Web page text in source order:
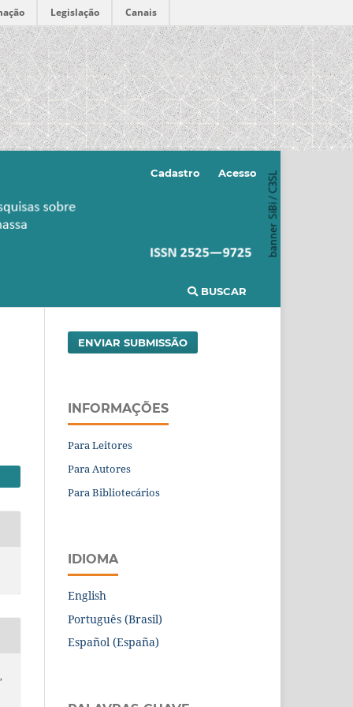
Legislação Canais
BUSCAR
Cadastro Acesso
ENVIAR SUBMISSÃO
INFORMAÇÕES
Para Leitores
Para Autores
Para Bibliotecários
IDIOMA
English
Português (Brasil)
Español (España)